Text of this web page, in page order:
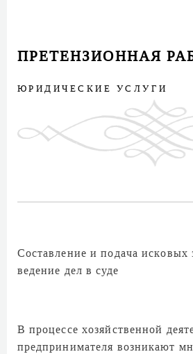
ПРЕТЕНЗИОННАЯ
ЮРИДИЧЕСКИЕ УСЛУГИ
Составление и подача исковых
ведение дел в суде
В процессе хозяйственной
предпринимателя возникают